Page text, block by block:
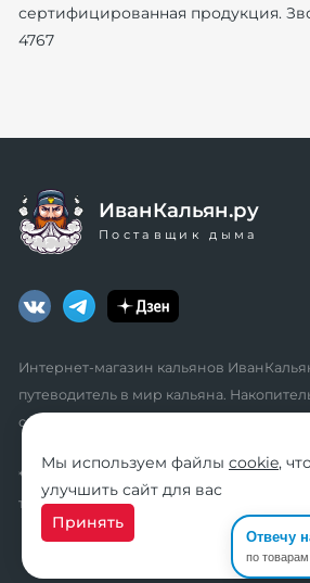
Мы используем файлы cookie,
улучшить сайт для вас
Принять
сертифицированная продукция.
4767
ИванКальян.ру
Поставщик дыма
Интернет-магазин кальянов
путеводитель в мир кальяна.
скидок, промокоды, акции. Удобный
* мы не осуществляем дистанционную
табачной продукции розничным
Отвечу
по